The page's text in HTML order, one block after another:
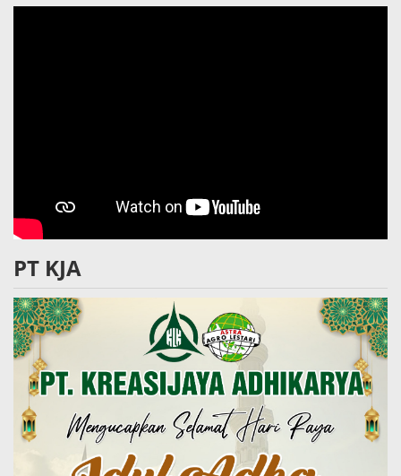
PT KJA